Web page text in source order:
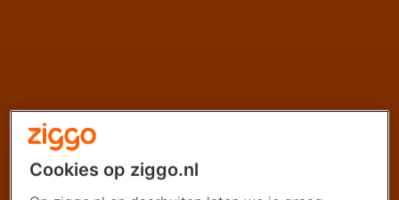
Cookies op ziggo.nl